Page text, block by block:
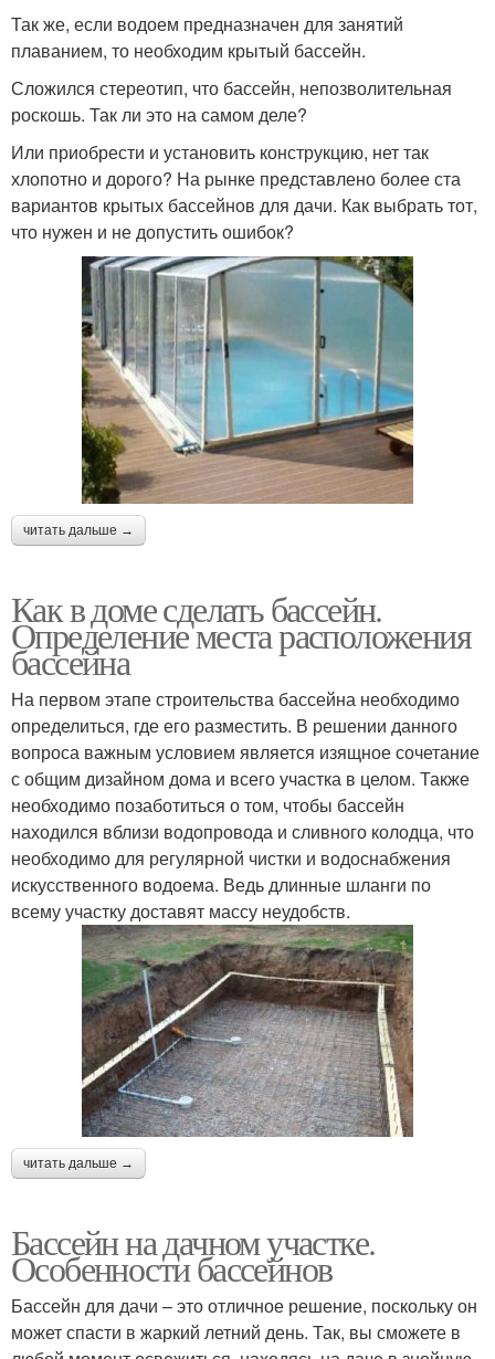
Так же, если водоем предназначен для занятий
плаванием, то необходим крытый бассейн.
Сложился стереотип, что бассейн, непозволительная
роскошь. Так ли это на самом деле?
Или приобрести и установить конструкцию, нет так
хлопотно и дорого? На рынке представлено более ста
вариантов крытых бассейнов для дачи. Как выбрать тот,
что нужен и не допустить ошибок?
читать дальше →
Как в доме сделать бассейн.
Определение места расположения
бассейна
На первом этапе строительства бассейна необходимо
определиться, где его разместить. В решении данного
вопроса важным условием является изящное сочетание
с общим дизайном дома и всего участка в целом. Также
необходимо позаботиться о том, чтобы бассейн
находился вблизи водопровода и сливного колодца, что
необходимо для регулярной чистки и водоснабжения
искусственного водоема. Ведь длинные шланги по
всему участку доставят массу неудобств.
читать дальше →
Бассейн на дачном участке.
Особенности бассейнов
Бассейн для дачи – это отличное решение, поскольку он
может спасти в жаркий летний день. Так, вы сможете в